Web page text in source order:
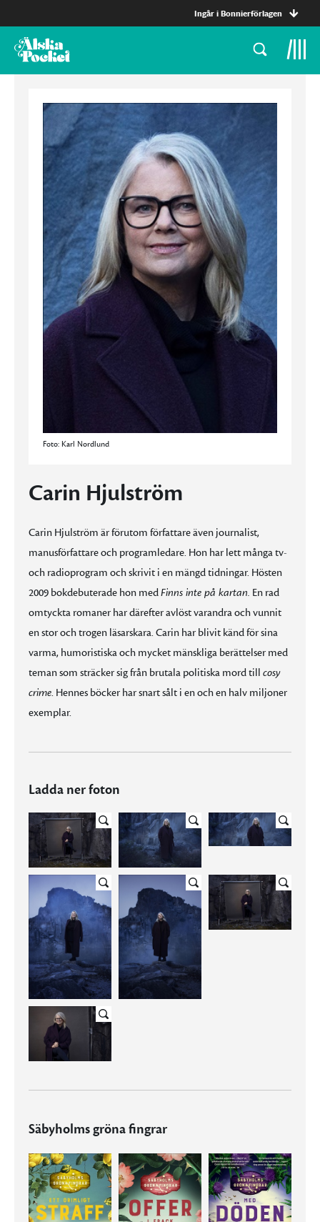
Ingår i Bonnierförlagen
Foto: Karl Nordlund
Carin Hjulström
Carin Hjulström är förutom författare även journalist,
manusförfattare och programledare. Hon har lett många tv-
och radioprogram och skrivit i en mängd tidningar. Hösten
2009 bokdebuterade hon medFinns inte på kartan. En rad
omtyckta romaner har därefter avlöst varandra och vunnit
en stor och trogen läsarskara. Carin har blivit känd för sina
varma, humoristiska och mycket mänskliga berättelser med
teman som sträcker sig från brutala politiska mord till cosy
crime. Hennes böcker har snart sålt i en och en halv miljoner
exemplar.
Ladda ner foton
Säbyholms gröna fingrar